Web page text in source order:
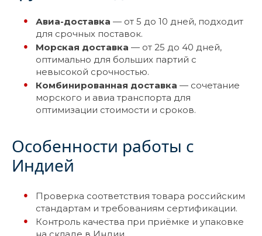
Авиа-доставка — от 5 до 10 дней, подходит
для срочных поставок.
Морская доставка — от 25 до 40 дней,
оптимально для больших партий с
невысокой срочностью.
Комбинированная доставка — сочетание
морского и авиа транспорта для
оптимизации стоимости и сроков.
Особенности работы с
Индией
Проверка соответствия товара российским
стандартам и требованиям сертификации.
Контроль качества при приёмке и упаковке
на складе в Индии.